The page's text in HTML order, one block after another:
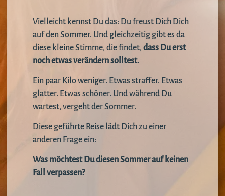
Vielleicht kennst Du das: Du freust Dich Dich
auf den Sommer. Und gleichzeitig gibt es da
diese kleine Stimme, die findet,dass Du erst
noch etwas verändern solltest.
Ein paar Kilo weniger. Etwas straffer. Etwas
glatter. Etwas schöner. Und während Du
wartest, vergeht der Sommer.
Diese geführte Reise lädt Dich zu einer
anderen Frage ein:
Was möchtest Du diesen Sommer auf keinen
Fall verpassen?